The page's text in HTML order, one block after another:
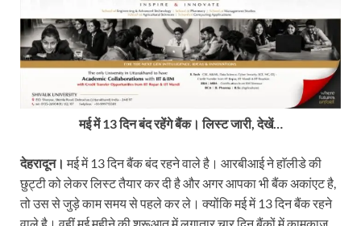
मई में 13 दिन बंद रहेंगे बैंक। लिस्ट जारी, देखें…
देहरादून। मई में 13 दिन बैंक बंद रहने वाले है। आरबीआई ने हाॅलीडे की
छुट्टी को लेकर लिस्ट तैयार कर दी है और अगर आपका भी बैंक अकांएट है,
तो उस से जुड़े काम समय से पहले कर ले। क्योंकि मई में 13 दिन बैंक रहने